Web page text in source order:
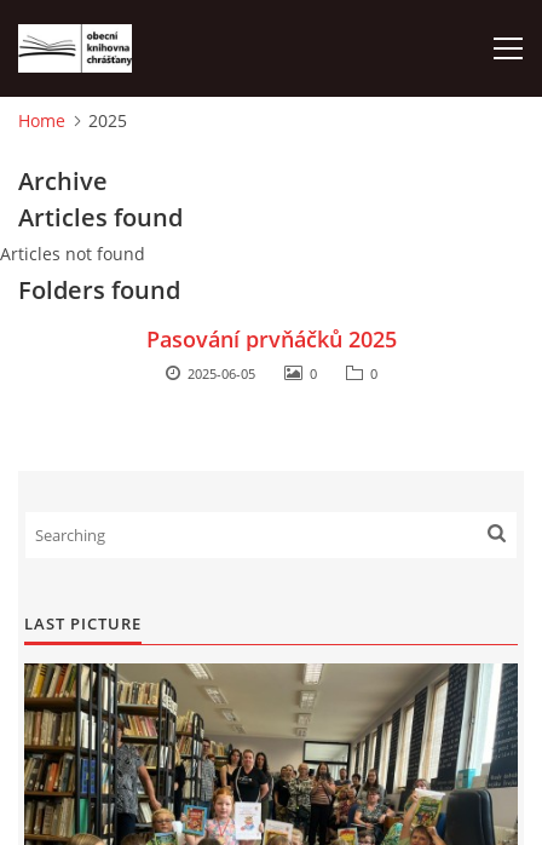
PHOTO ALBUM
Home 2025
Archive
Articles found
Articles not found
Folders found
Pasování prvňáčků 2025
2025-06-05 0 0
LAST PICTURE